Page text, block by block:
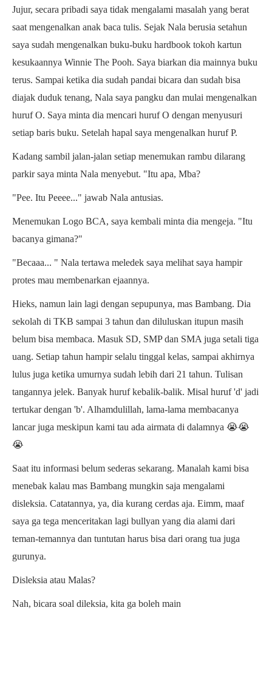
Jujur, secara pribadi saya tidak mengalami masalah yang berat
saat mengenalkan anak baca tulis. Sejak Nala berusia setahun
saya sudah mengenalkan buku-buku hardbook tokoh kartun
kesukaannya Winnie The Pooh. Saya biarkan dia mainnya buku
terus. Sampai ketika dia sudah pandai bicara dan sudah bisa
diajak duduk tenang, Nala saya pangku dan mulai mengenalkan
huruf O. Saya minta dia mencari huruf O dengan menyusuri
setiap baris buku. Setelah hapal saya mengenalkan huruf P.
Kadang sambil jalan-jalan setiap menemukan rambu dilarang
parkir saya minta Nala menyebut. "Itu apa, Mba?
"Pee. Itu Peeee..." jawab Nala antusias.
Menemukan Logo BCA, saya kembali minta dia mengeja. "Itu
bacanya gimana?"
"Becaaa... " Nala tertawa meledek saya melihat saya hampir
protes mau membenarkan ejaannya.
Hieks, namun lain lagi dengan sepupunya, mas Bambang. Dia
sekolah di TKB sampai 3 tahun dan diluluskan itupun masih
belum bisa membaca. Masuk SD, SMP dan SMA juga setali tiga
uang. Setiap tahun hampir selalu tinggal kelas, sampai akhirnya
lulus juga ketika umurnya sudah lebih dari 21 tahun. Tulisan
tangannya jelek. Banyak huruf kebalik-balik. Misal huruf 'd' jadi
tertukar dengan 'b'. Alhamdulillah, lama-lama membacanya
lancar juga meskipun kami tau ada airmata di dalamnya 😭😭
😭
Saat itu informasi belum sederas sekarang. Manalah kami bisa
menebak kalau mas Bambang mungkin saja mengalami
disleksia. Catatannya, ya, dia kurang cerdas aja. Eimm, maaf
saya ga tega menceritakan lagi bullyan yang dia alami dari
teman-temannya dan tuntutan harus bisa dari orang tua juga
gurunya.
Disleksia atau Malas?
Nah, bicara soal dileksia, kita ga boleh main